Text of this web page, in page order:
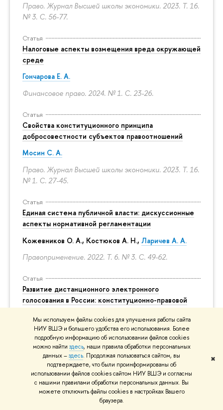
Мы используем файлы cookies для улучшения работы сайта
НИУ ВШЭ и большего удобства его использования. Более
подробную информацию об использовании файлов cookies
можно найти здесь, наши правила обработки персональных
данных –здесь. Продолжая пользоваться сайтом, вы
подтверждаете, что были проинформированы об
использовании файлов cookies сайтом НИУ ВШЭ и согласны
с нашими правилами обработки персональных данных. Вы
можете отключить файлы cookies в настройках Вашего
браузера.
✖
Право. Журнал Высшей школы экономики. 2023. Т. 16.
№ 3. С. 56-77.
Статья
Налоговые аспекты возмещения вреда окружающей
среде
Гончарова Е. А.
Финансовое право. 2024. № 1. С. 23-26.
Статья
Свойства конституционного принципа
добросовестности субъектов правоотношений
Мосин С. А.
Право. Журнал Высшей школы экономики. 2023. Т. 16.
№ 1. С. 27-45.
Статья
Единая система публичной власти: дискуссионные
аспекты нормативной регламентации
Кожевников О. А., Костюков А. Н., Ларичев А. А.
Правоприменение. 2022. Т. 6. № 3. С. 49-62.
Статья
Развитие дистанционного электронного
голосования в России: конституционно-правовой
аспект
Ларичев А. А. , Ржановский В. А.
Журнал российского права. 2022. Т. 26. № 9.С. 35-52.
Коренные малочисленные народы Севера, Сибири
и Дальнего Востока России: эволюция правового
статуса с царских времен и до наших дней